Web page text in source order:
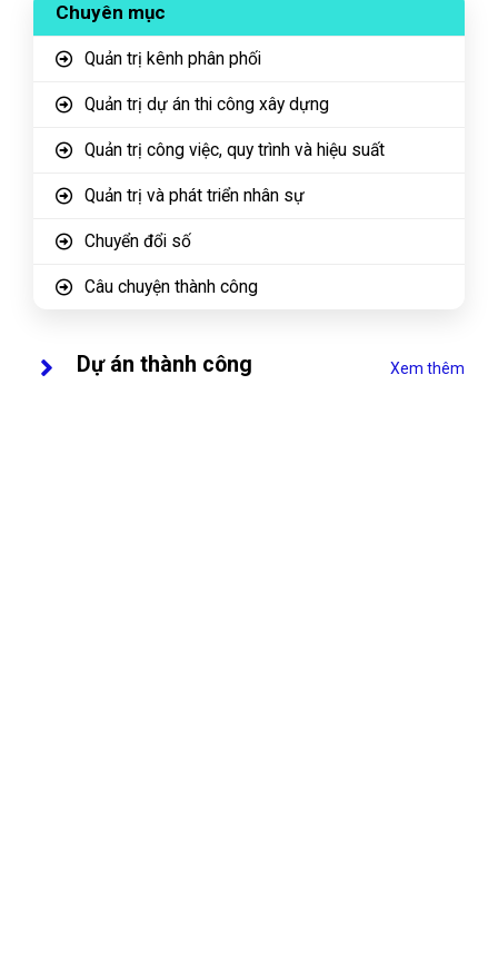
Chuyên mục
Quản trị kênh phân phối
Quản trị dự án thi công xây dựng
Quản trị công việc, quy trình và hiệu suất
Quản trị và phát triển nhân sự
Chuyển đổi số
Câu chuyện thành công
Dự án thành công Xem thêm